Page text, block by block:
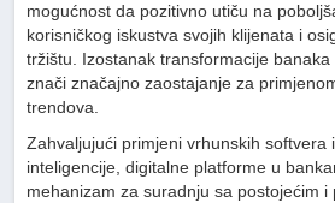
mogućnost da pozitivno utiču na
korisničkog iskustva svojih klijenata i
tržištu. Izostanak transformacije
znači značajno zaostajanje za
trendova.
Zahvaljujući primjeni vrhunskih softvera
inteligencije, digitalne platforme u
mehanizam za suradnju sa postojećim i